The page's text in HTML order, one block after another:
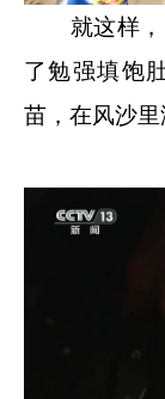
就这样，
了勉强填饱
苗，在风沙里